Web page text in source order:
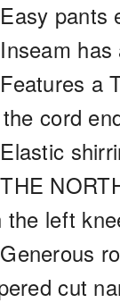
Easy
Inseam
Features a
cord
Elastic
THE
the left
Generous
cut